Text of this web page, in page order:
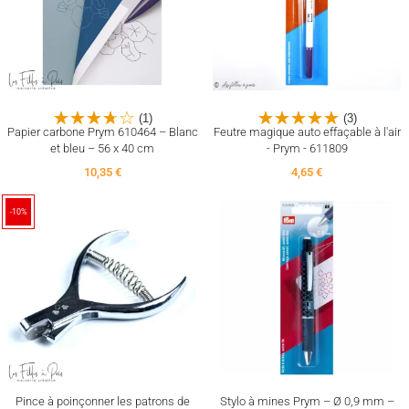
(1)
Papier carbone Prym 610464 – Blanc
et bleu – 56 x 40 cm
10,35 €
(3)
Feutre magique auto effaçable à l'air
- Prym - 611809
4,65 €
-10%
Pince à poinçonner les patrons de Stylo à mines Prym – Ø 0,9 mm –